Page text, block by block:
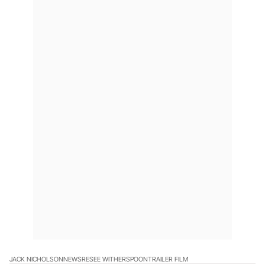
JACK NICHOLSONNEWSRESEE WITHERSPOONTRAILER FILM